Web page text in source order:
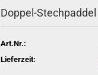
Doppel-Stechpaddel
Art.Nr.:
Lieferzeit: